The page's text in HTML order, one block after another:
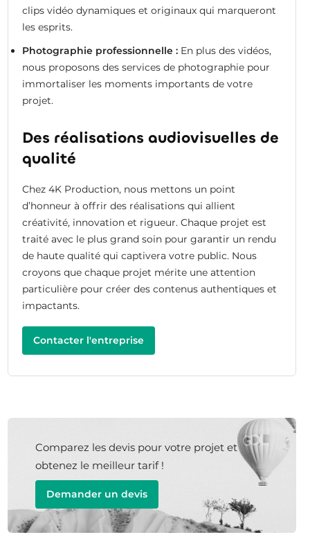
clips vidéo dynamiques et originaux qui marqueront
les esprits.
Photographie professionnelle :En plus des vidéos,
nous proposons des services de photographie pour
immortaliser les moments importants de votre
projet.
Des réalisations audiovisuelles de
qualité
Chez 4K Production, nous mettons un point
d’honneur à offrir des réalisations qui allient
créativité, innovation et rigueur. Chaque projet est
traité avec le plus grand soin pour garantir un rendu
de haute qualité qui captivera votre public. Nous
croyons que chaque projet mérite une attention
particulière pour créer des contenus authentiques et
impactants.
Contacter l'entreprise
Comparez les devis pour votre projet et
obtenez le meilleur tarif !
Demander un devis